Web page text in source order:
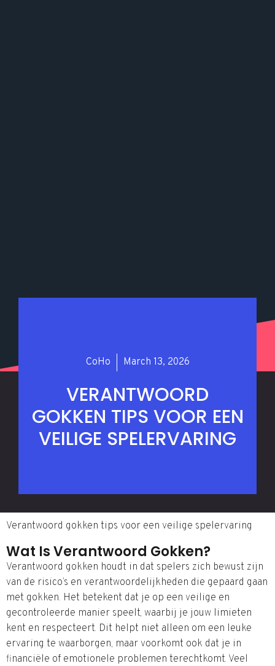
CoHo March 13, 2026
VERANTWOORD
GOKKEN TIPS VOOR EEN
VEILIGE SPELERVARING
Verantwoord gokken tips voor een veilige spelervaring
Wat Is Verantwoord Gokken?
Verantwoord gokken houdt in dat spelers zich bewust zijn
van de risico’s en verantwoordelijkheden die gepaard gaan
met gokken. Het betekent dat je op een veilige en
gecontroleerde manier speelt, waarbij je jouw limieten
kent en respecteert. Dit helpt niet alleen om een leuke
ervaring te waarborgen, maar voorkomt ook dat je in
financiële of emotionele problemen terechtkomt. Veel